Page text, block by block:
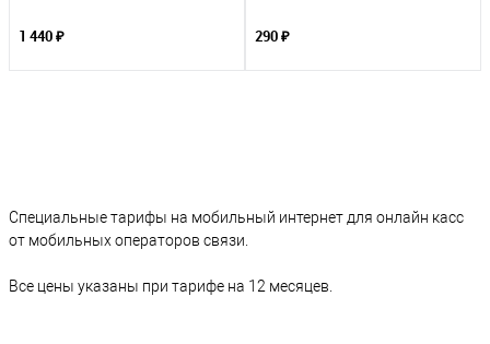
1 440 ₽ 290 ₽
Специальные тарифы на мобильный интернет для онлайн касс
от мобильных операторов связи.
Все цены указаны при тарифе на 12 месяцев.